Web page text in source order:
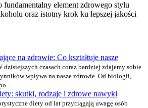
fundamentalny element zdrowego stylu
oraz istotny krok ku lepszej jakości
na zdrowie: Co kształtuje nasze
dzisiejszych czasach coraz bardziej zdajemy sobie
wpływa na nasze zdrowie. Od biologii,
skutki, rodzaje i zdrowe nawyki
diety od lat przyciągają uwagę osób